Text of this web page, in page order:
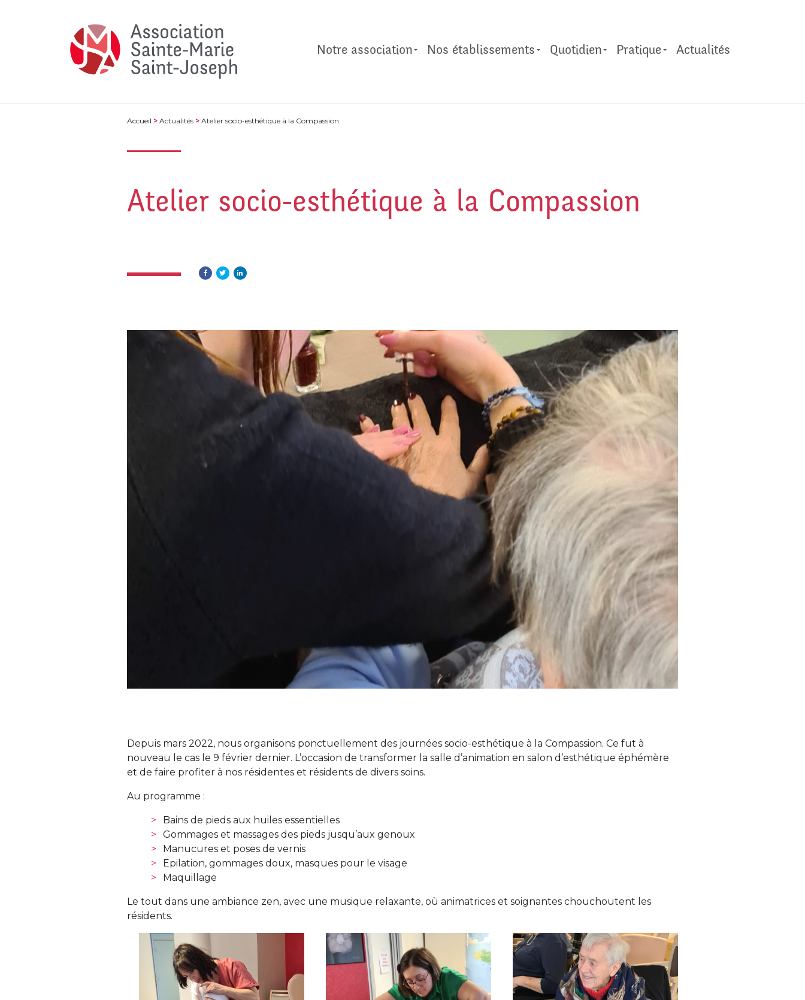
Notre association Nos établissements Quotidien Pratique​ Actualités
Accueil > Actualités> Atelier socio-esthétique à la Compassion
Atelier socio-esthétique à la Compassion
Depuis mars 2022, nous organisons ponctuellement des journées socio-esthétique à la Compassion. Ce fut à
nouveau le cas le 9 février dernier. L’occasion de transformer la salle d’animation en salon d’esthétique éphémère
et de faire profiter à nos résidentes et résidents de divers soins.
Au programme :
Bains de pieds aux huiles essentielles
Gommages et massages des pieds jusqu’aux genoux
Manucures et poses de vernis
Epilation, gommages doux, masques pour le visage
Maquillage
Le tout dans une ambiance zen, avec une musique relaxante, où animatrices et soignantes chouchoutent les
résidents.